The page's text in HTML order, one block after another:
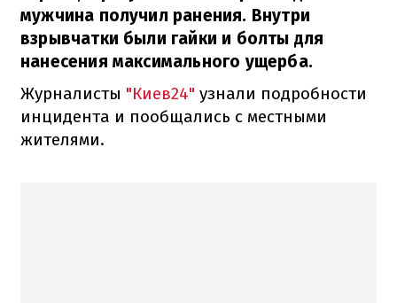
мужчина получил ранения. Внутри
взрывчатки были гайки и болты для
нанесения максимального ущерба.
Журналисты "Киев24" узнали подробности
инцидента и пообщались с местными
жителями.